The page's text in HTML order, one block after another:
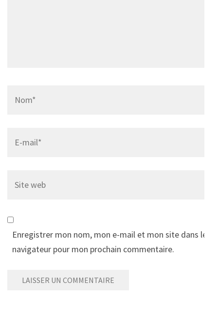
web
Enregistrer mon nom, mon e-mail et mon site dans le
navigateur pour mon prochain commentaire.